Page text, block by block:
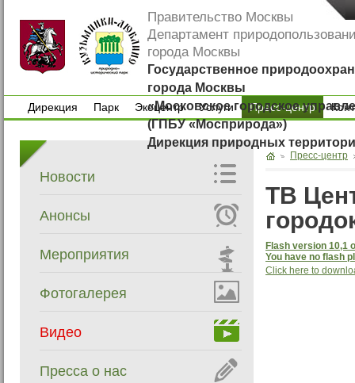
Правительство Москвы
Департамент
города Москвы
Государственное
города Москвы
«Московское городское
(ГПБУ «Мосприрода»)
Дирекция природных
Дирекция
Парк
Экоцентр
Экоцентр
Услуги
Услуги
Пресс-центр
Новости
Анонсы
Мероприятия
Фотогалерея
Видео
Пресса о нас
Пресс-центр
ТВ
Flash version 10,1
You have no flash
Click here to